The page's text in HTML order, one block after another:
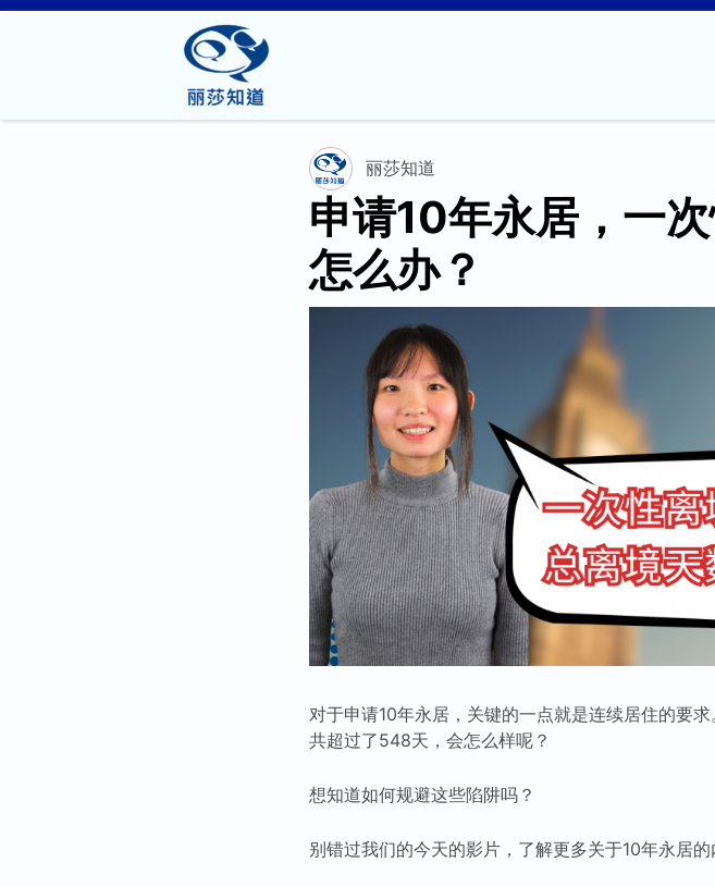
丽莎知道
申请10年永居，一
怎么办？
对于申请10年永居，关键的一点就是连续居住的要
共超过了548天，会怎么样呢？
想知道如何规避这些陷阱吗？
别错过我们的今天的影片，了解更多关于10年永居